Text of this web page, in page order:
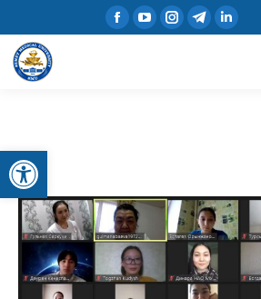
Открыть панель инструментов